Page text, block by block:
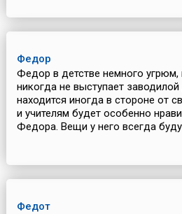
Федор
Федор в детстве немного угрюм,
никогда не выступает заводилой
находится иногда в стороне от
и учителям будет особенно
Федора. Вещи у него всегда
Федот